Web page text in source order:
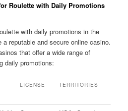
Roulette with Daily Promotions
with daily promotions in the
reputable and secure online casino.
that offer a wide range of
daily promotions:
LICENSE TERRITORIES